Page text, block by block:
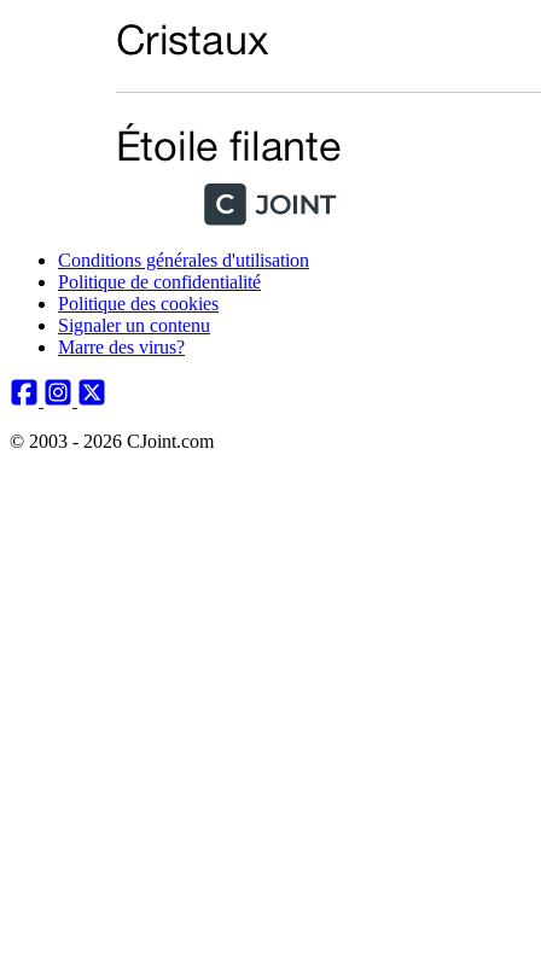
Conditions générales d'utilisation
Politique de confidentialité
Politique des cookies
Signaler un contenu
Marre des virus?
© 2003 - 2026 CJoint.com